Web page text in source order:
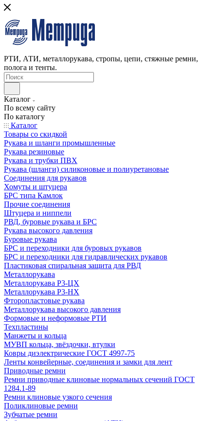
РТИ, АТИ, металлорукава, стропы, цепи, стяжные ремни,
полога и тенты.
Каталог
По всему сайту
По каталогу
Каталог
Товары со скидкой
Рукава и шланги промышленные
Рукава резиновые
Рукава и трубки ПВХ
Рукава (шланги) силиконовые и полиуретановые
Соединения для рукавов
Хомуты и штуцера
БРС типа Камлок
Прочие соединения
Штуцера и ниппели
РВД, буровые рукава и БРС
Рукава высокого давления
Буровые рукава
БРС и переходники для буровых рукавов
БРС и переходники для гидравлических рукавов
Пластиковая спиральная защита для РВД
Металлорукава
Металлорукава Р3-ЦХ
Металлорукава Р3-НХ
Фторопластовые рукава
Металлорукава высокого давления
Формовые и неформовые РТИ
Техпластины
Манжеты и кольца
МУВП кольца, звёздочки, втулки
Ковры диэлектрические ГОСТ 4997-75
Ленты конвейерные, соединения и замки для лент
Приводные ремни
Ремни приводные клиновые нормальных сечений ГОСТ
1284.1-89
Ремни клиновые узкого сечения
Поликлиновые ремни
Зубчатые ремни